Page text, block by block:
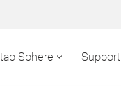
Sphere Support